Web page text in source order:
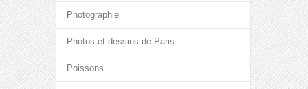
Photographie
Photos et dessins de Paris
Poissons